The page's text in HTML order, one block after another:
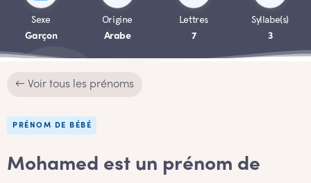
Sexe
Garçon
Origine
Arabe
Lettres
7
Syllabe(s)
3
← Voir tous les prénoms
PRÉNOM DE BÉBÉ
Mohamed est un prénom de